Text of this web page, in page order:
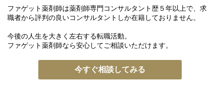
ファゲット薬剤師は薬剤師専門コンサルタント歴５年以上で、求
職者から評判の良いコンサルタントしか在籍しておりません。
今後の人生を大きく左右する転職活動。
ファゲット薬剤師なら安心してご相談いただけます。
今すぐ相談してみる